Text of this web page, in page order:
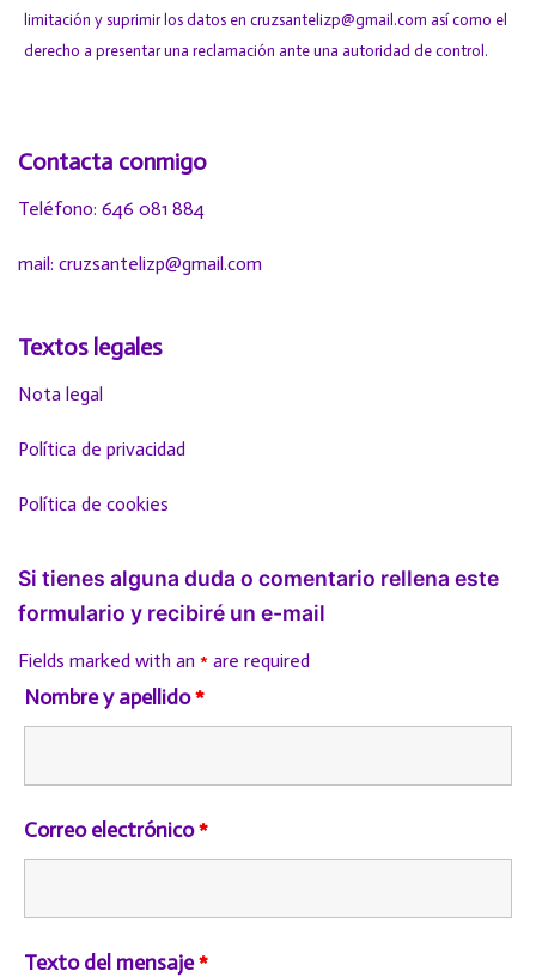
limitación y suprimir los datos en cruzsantelizp@gmail.com así como el
derecho a presentar una reclamación ante una autoridad de control.
Contacta conmigo
Teléfono: 646 081 884
mail: cruzsantelizp@gmail.com
Textos legales
Nota legal
Política de privacidad
Política de cookies
Si tienes alguna duda o comentario rellena este
formulario y recibiré un e-mail
Fields marked with an * are required
Nombre y apellido*
Correo electrónico*
Texto del mensaje*